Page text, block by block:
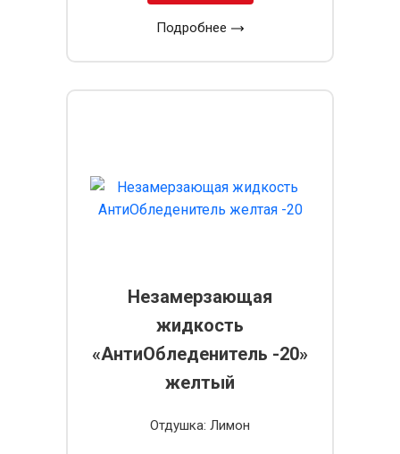
Подробнее
Незамерзающая
жидкость
«АнтиОбледенитель -20»
желтый
Отдушка: Лимон